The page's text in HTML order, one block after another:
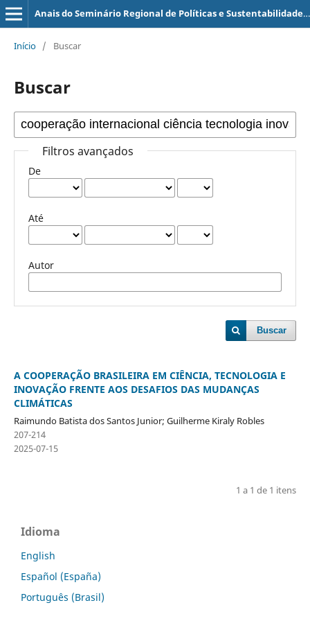
Anais do Seminário Regional de Políticas e Sustentabilidade (SERPS)
Início / Buscar
Buscar
Filtros avançados
De
Até
Autor
Buscar
A COOPERAÇÃO BRASILEIRA EM CIÊNCIA, TECNOLOGIA E
INOVAÇÃO FRENTE AOS DESAFIOS DAS MUDANÇAS
CLIMÁTICAS
Raimundo Batista dos Santos Junior; Guilherme Kiraly Robles
207-214
2025-07-15
1 a 1 de 1 itens
Idioma
English
Español (España)
Português (Brasil)